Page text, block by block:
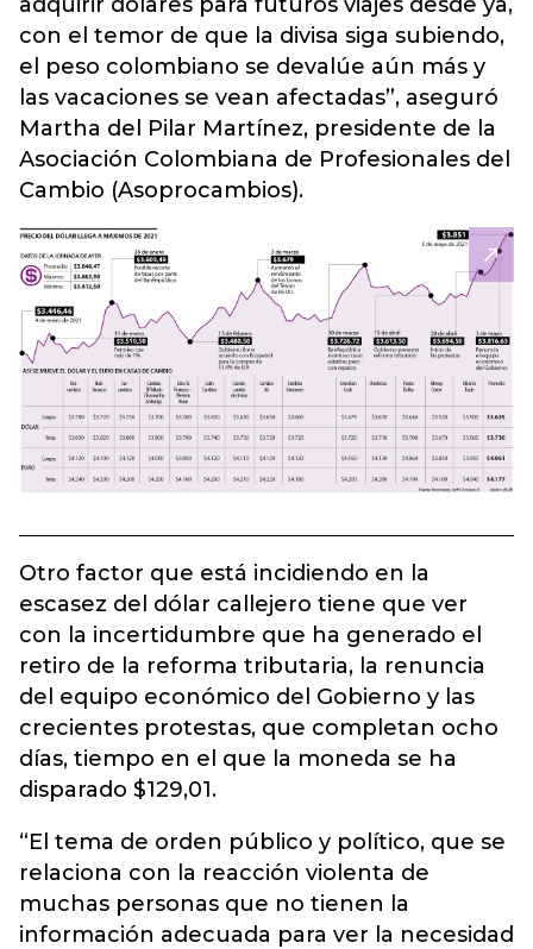
con el temor de que la divisa siga subiendo,
el peso colombiano se devalúe aún más y
las vacaciones se vean afectadas”, aseguró
Martha del Pilar Martínez, presidente de la
Asociación Colombiana de Profesionales del
Cambio (Asoprocambios).
Otro factor que está incidiendo en la
escasez del dólar callejero tiene que ver
con la incertidumbre que ha generado el
retiro de la reforma tributaria, la renuncia
del equipo económico del Gobierno y las
crecientes protestas, que completan ocho
días, tiempo en el que la moneda se ha
disparado $129,01.
“El tema de orden público y político, que se
relaciona con la reacción violenta de
muchas personas que no tienen la
información adecuada para ver la necesidad